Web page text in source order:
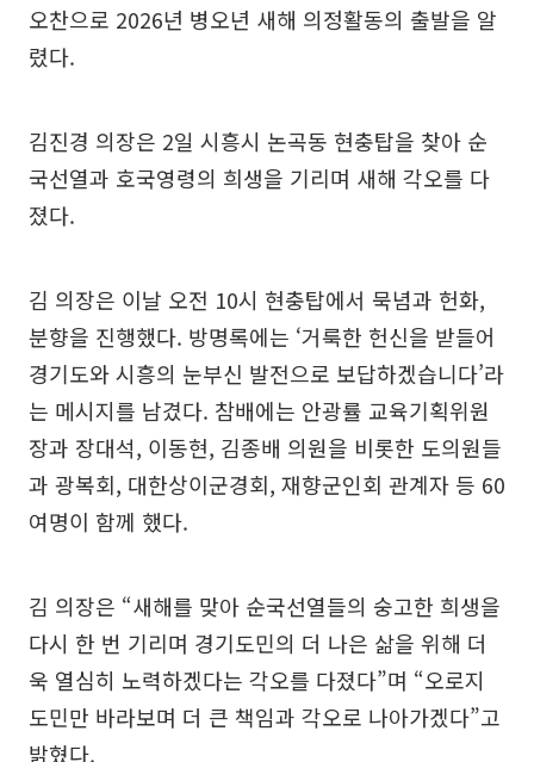
오찬으로 2026년 병오년 새해 의정활동의 출발을 알
렸다.
김진경 의장은 2일 시흥시 논곡동 현충탑을 찾아 순
국선열과 호국영령의 희생을 기리며 새해 각오를 다
졌다.
김 의장은 이날 오전 10시 현충탑에서 묵념과 헌화,
분향을 진행했다. 방명록에는 ‘거룩한 헌신을 받들어
경기도와 시흥의 눈부신 발전으로 보답하겠습니다’라
는 메시지를 남겼다. 참배에는 안광률 교육기획위원
장과 장대석, 이동현, 김종배 의원을 비롯한 도의원들
과 광복회, 대한상이군경회, 재향군인회 관계자 등 60
여명이 함께 했다.
김 의장은 “새해를 맞아 순국선열들의 숭고한 희생을
다시 한 번 기리며 경기도민의 더 나은 삶을 위해 더
욱 열심히 노력하겠다는 각오를 다졌다”며 “오로지
도민만 바라보며 더 큰 책임과 각오로 나아가겠다”고
밝혔다.